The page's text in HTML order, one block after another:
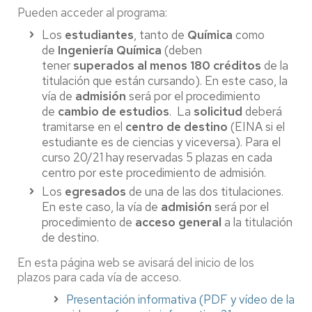
Pueden acceder al programa:
Los estudiantes, tanto de Química como
de Ingeniería Química (deben
tener superados al menos 180 créditos de la
titulación que están cursando). En este caso, la
vía de admisión será por el procedimiento
de cambio de estudios. La solicitud deberá
tramitarse en el centro de destino (EINA si el
estudiante es de ciencias y viceversa). Para el
curso 20/21 hay reservadas 5 plazas en cada
centro por este procedimiento de admisión.
Los egresados de una de las dos titulaciones.
En este caso, la vía de admisión será por el
procedimiento de acceso general a la titulación
de destino.
En esta página web se avisará del inicio de los
plazos para cada vía de acceso.
Presentación informativa (PDF y vídeo de la